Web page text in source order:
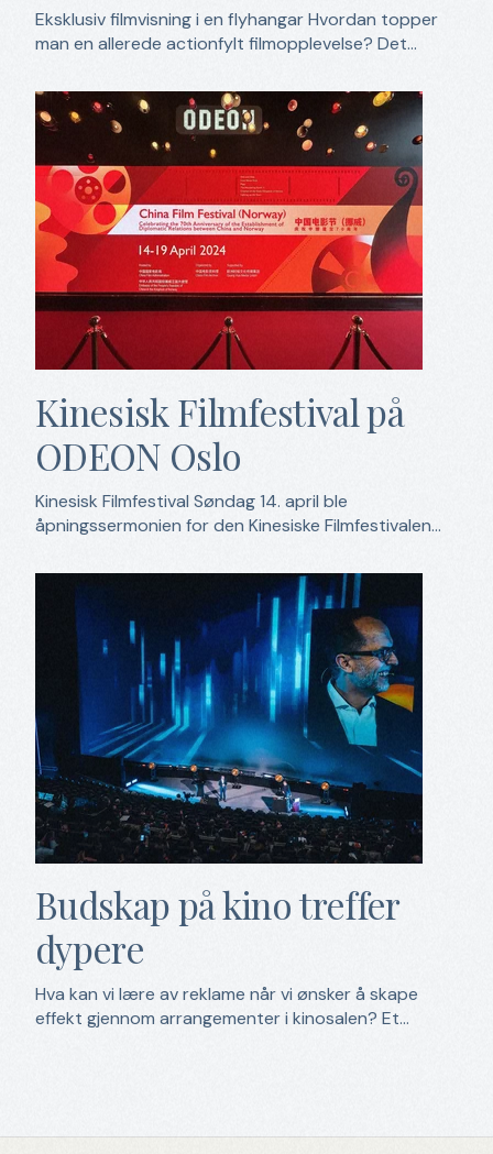
Eksklusiv filmvisning i en flyhangar Hvordan topper
man en allerede actionfylt filmopplevelse? Det...
Kinesisk Filmfestival på
ODEON Oslo
Kinesisk Filmfestival Søndag 14. april ble
åpningssermonien for den Kinesiske Filmfestivalen...
Budskap på kino treffer
dypere
Hva kan vi lære av reklame når vi ønsker å skape
effekt gjennom arrangementer i kinosalen? Et...